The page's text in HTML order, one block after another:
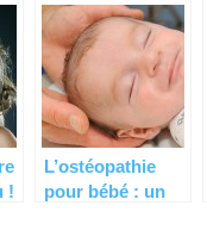
!
L’ostéopathie
pour bébé : un